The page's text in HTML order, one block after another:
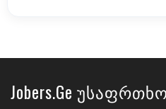
Jobers.ge